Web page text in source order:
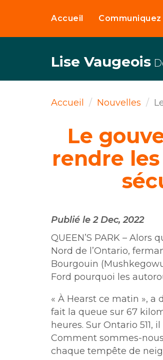
Accueil
Lise Vaugeois
Accueil Nouvelles
Le
rendre
Publié le 2 Dec, 2022
QUEEN’S PARK –
Nord de l’Ontario,
Bourgouin
Ford pourquoi les
« À Hearst ce matin », a
fait la queue sur 67
heures. Sur Ontario
Comment sommes-
chaque tempête de